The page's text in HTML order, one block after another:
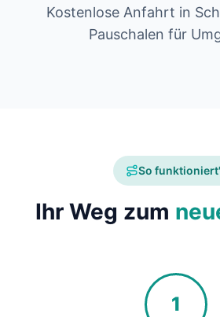
Kostenlose Anfahrt in
Pauschalen für
So
Ihr Weg zum
1